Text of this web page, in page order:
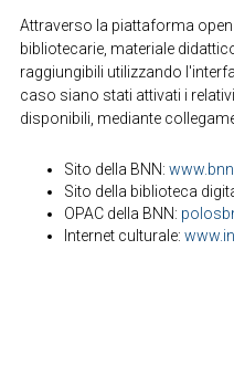
Attraverso la piattaforma
bibliotecarie, materiale
raggiungibili utilizzando
caso siano stati attivati i
disponibili, mediante
Sito della BNN:
Sito della biblioteca
OPAC della BNN:
Internet culturale: